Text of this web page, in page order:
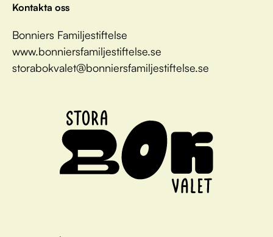
Kontakta oss
Bonniers Familjestiftelse
www.bonniersfamiljestiftelse.se
storabokvalet@bonniersfamiljestiftelse.se